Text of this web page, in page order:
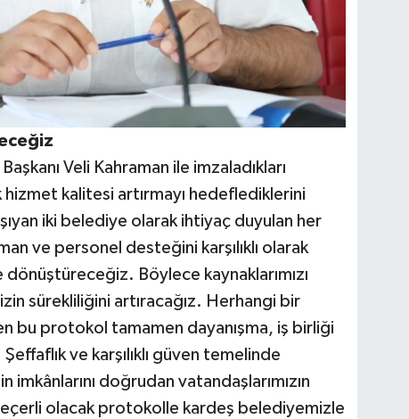
Veli Kahraman ile imzaladıkları
kalitesi artırmayı hedeflediklerini
iki belediye olarak ihtiyaç duyulan her
ve personel desteğini karşılıklı olarak
dönüştüreceğiz. Böylece kaynaklarımızı
sürekliliğini artıracağız. Herhangi bir
bu protokol tamamen dayanışma, iş birliği
ve karşılıklı güven temelinde
doğrudan vatandaşlarımızın
olacak protokolle kardeş belediyemizle